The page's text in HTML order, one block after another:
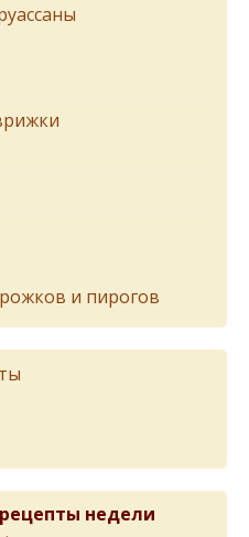
и пирогов
недели